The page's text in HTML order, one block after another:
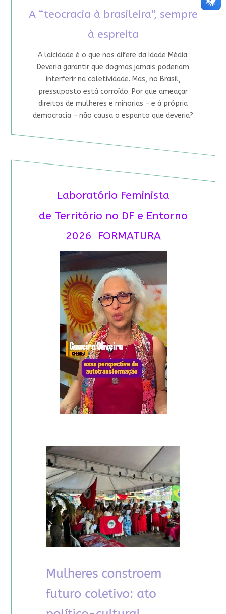
A “teocracia à brasileira”, sempre
à espreita
A laicidade é o que nos difere da Idade Média.
Deveria garantir que dogmas jamais poderiam
interferir na coletividade. Mas, no Brasil,
pressuposto está corroído. Por que ameaçar
direitos de mulheres e minorias – e à própria
democracia – não causa o espanto que deveria?
Laboratório Feminista
de Território no DF e Entorno
2026 FORMATURA